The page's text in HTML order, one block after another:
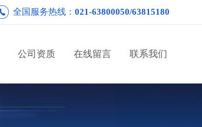
全国服务热线： 021-63800050/63815180
公司资质 在线留言 联系我们